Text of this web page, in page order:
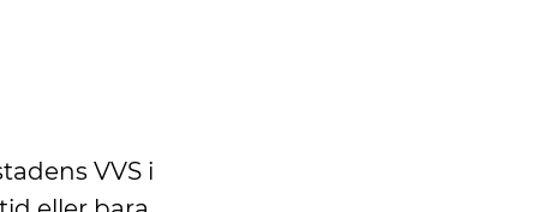
VVS i